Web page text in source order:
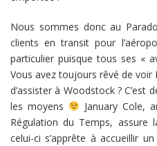
Nous sommes donc au
clients en transit pour
particulier puisque tous ses «
Vous avez toujours rêvé de voir
d’assister à Woodstock ? C’est
les moyens
January Cole,
Régulation du Temps, assure
celui-ci s’apprête à accueillir